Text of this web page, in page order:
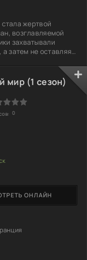
жертвой
возглавляемой
захватывали
затем не оставляя
дать отпор, но
уцелевшим
сбежал на Землю
межпланетного
мир (1 сезон)
ОНЛАЙН
0